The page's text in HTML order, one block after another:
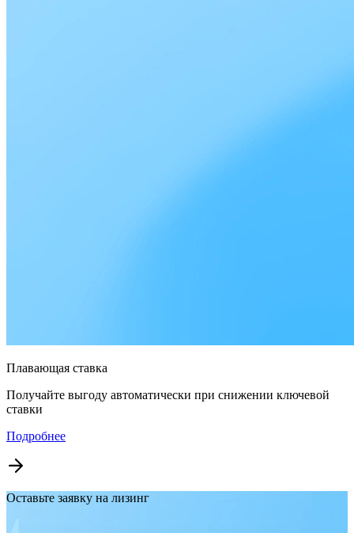
Плавающая ставка
Получайте выгоду автоматически при снижении ключевой
ставки
Подробнее
Оставьте заявку на лизинг